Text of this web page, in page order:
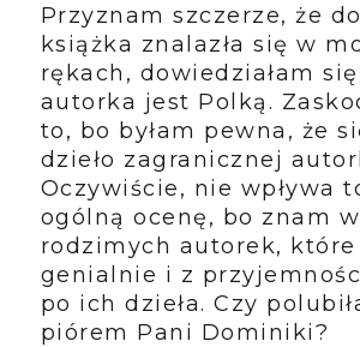
Przyznam szczerze, że
książka znalazła się w
rękach, dowiedziałam
autorka jest Polką.
to, bo byłam pewna, że
dzieło zagranicznej
Oczywiście, nie wpływa
ogólną ocenę, bo znam
rodzimych autorek, które
genialnie i z
po ich dzieła. Czy
piórem Pani Dominiki?